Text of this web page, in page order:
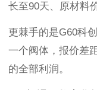
长至90天、原材料
更棘手的是G60科
一个阀体，报价差
的全部利润。